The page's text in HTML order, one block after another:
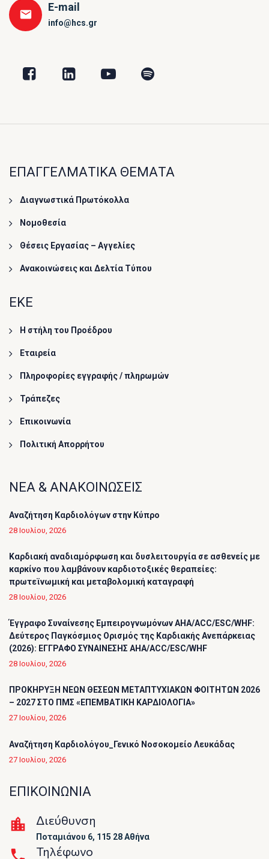
E-mail
info@hcs.gr
ΕΠΑΓΓΕΛΜΑΤΙΚΑ ΘΕΜΑΤΑ
Διαγνωστικά Πρωτόκολλα
Νομοθεσία
Θέσεις Εργασίας – Αγγελίες
Ανακοινώσεις και Δελτία Τύπου
ΕΚΕ
Η στήλη του Προέδρου
Εταιρεία
Πληροφορίες εγγραφής / πληρωμών
Τράπεζες
Επικοινωνία
Πολιτική Απορρήτου
ΝΕΑ & ΑΝΑΚΟΙΝΩΣΕΙΣ
Αναζήτηση Καρδιολόγων στην Κύπρο
28 Ιουλίου, 2026
Καρδιακή αναδιαμόρφωση και δυσλειτουργία σε ασθενείς με
καρκίνο που λαμβάνουν καρδιοτοξικές θεραπείες:
πρωτεϊνωμική και μεταβολομική καταγραφή
28 Ιουλίου, 2026
Έγγραφο Συναίνεσης Εμπειρογνωμόνων AHA/ACC/ESC/WHF:
Δεύτερος Παγκόσμιος Ορισμός της Καρδιακής Ανεπάρκειας
(2026): ΕΓΓΡΑΦΟ ΣΥΝΑΙΝΕΣΗΣ AHA/ACC/ESC/WHF
28 Ιουλίου, 2026
ΠΡΟΚΗΡΥΞΗ ΝΕΩΝ ΘΕΣΕΩΝ ΜΕΤΑΠΤΥΧΙΑΚΩΝ ΦΟΙΤΗΤΩΝ 2026
– 2027 ΣΤΟ ΠΜΣ «ΕΠΕΜΒΑΤΙΚΗ ΚΑΡΔΙΟΛΟΓΙΑ»
27 Ιουλίου, 2026
Αναζήτηση Καρδιολόγου_Γενικό Νοσοκομείο Λευκάδας
27 Ιουλίου, 2026
ΕΠΙΚΟΙΝΩΝΙΑ
Διεύθυνση
Ποταμιάνου 6, 115 28 Αθήνα
Τηλέφωνο